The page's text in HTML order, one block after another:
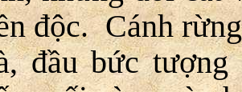
độc. Cánh
đầu bức